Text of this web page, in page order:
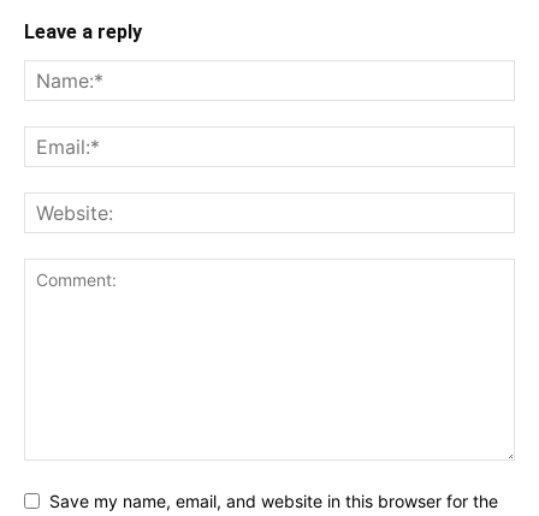
Leave a reply
Save my name, email, and website in this browser for the